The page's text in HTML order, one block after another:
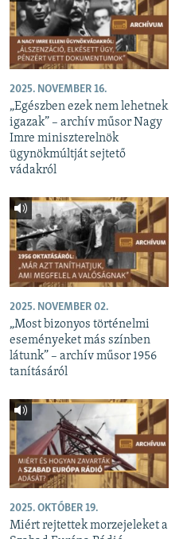
2025. NOVEMBER 16.
„Egészben ezek nem lehetnek
igazak” – archív műsor Nagy
Imre miniszterelnök
ügynökmúltját sejtető
vádakról
2025. NOVEMBER 02.
„Most bizonyos történelmi
eseményeket más színben
látunk” – archív műsor 1956
tanításáról
2025. OKTÓBER 19.
Miért rejtettek morzejeleket a